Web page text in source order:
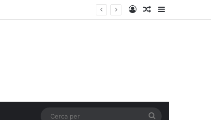
AccediUn articolo a